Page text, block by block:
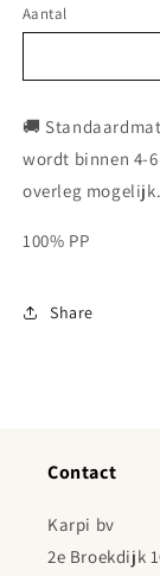
Aantal
🚚
wordt binnen 4-
overleg mogelijk.
100% PP
Share
Contact
Karpi bv
2e Broekdijk